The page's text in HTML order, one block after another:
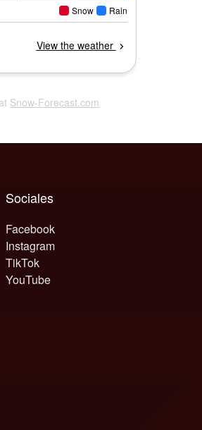
Snow-Forecast.com
Sociales
Facebook
Instagram
TikTok
YouTube